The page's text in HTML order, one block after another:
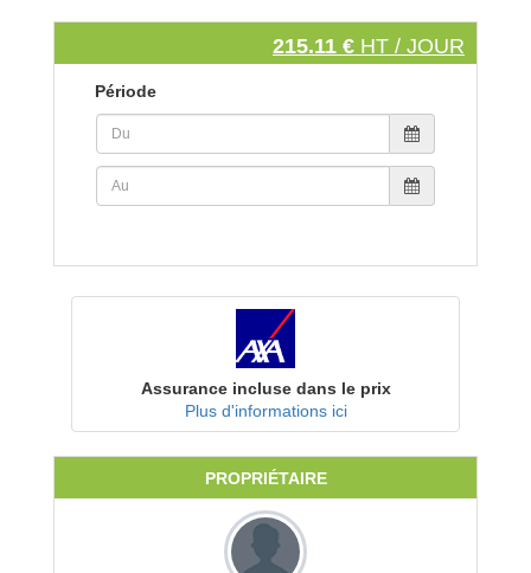
215.11 € HT / JOUR
Période
Assurance incluse dans le prix
Plus d'informations ici
PROPRIÉTAIRE